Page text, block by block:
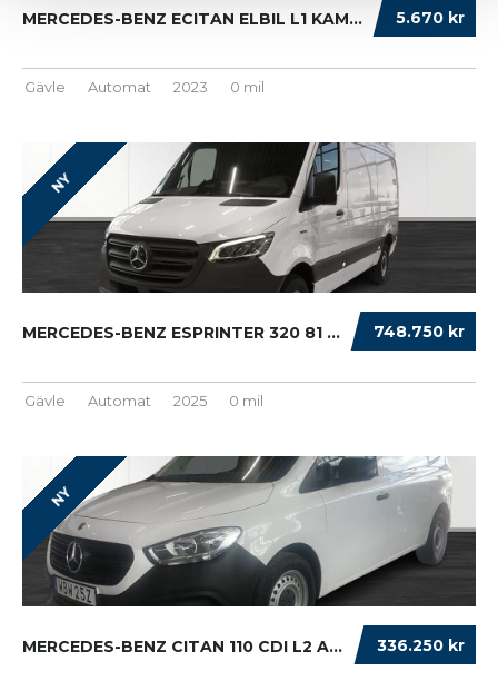
5.670 kr
MERCEDES-BENZ ECITAN ELBIL L1 KAMPANJ LEASIN...
Gävle Automat 2023 0 mil
NY
748.750 kr
MERCEDES-BENZ ESPRINTER 320 81 KWH ELBIL DRA...
Gävle Automat 2025 0 mil
NY
336.250 kr
MERCEDES-BENZ CITAN 110 CDI L2 AUTO/DRAG/BAC...